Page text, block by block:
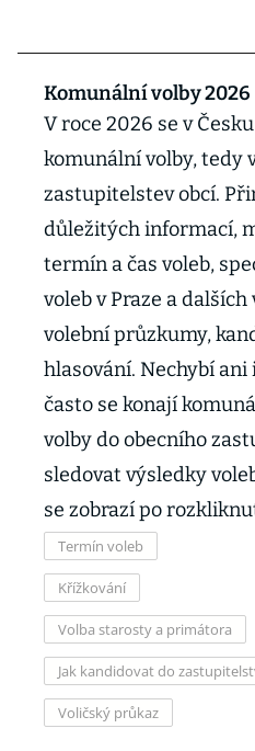
Komunální volby 2026
V roce 2026 se v
komunální volby, tedy
zastupitelstev obcí.
důležitých informací,
termín a čas voleb,
voleb v Praze a
volební průzkumy,
hlasování. Nechybí
často se konají
volby do obecního
sledovat výsledky
se zobrazí po
Termín voleb
Křížkování
Volba starosty a primátora
Jak kandidovat do
Voličský průkaz